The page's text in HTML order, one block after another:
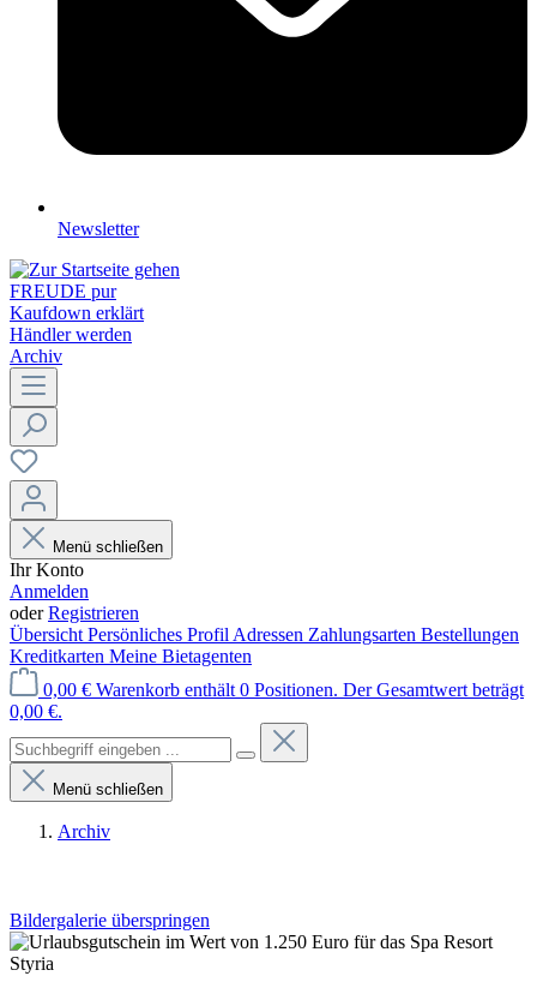
Newsletter
FREUDE pur
Kaufdown erklärt
Händler werden
Archiv
Menü schließen
Ihr Konto
Anmelden
oderRegistrieren
Übersicht Persönliches Profil Adressen Zahlungsarten Bestellungen
Kreditkarten Meine Bietagenten
0,00 € Warenkorb enthält 0 Positionen. Der Gesamtwert beträgt
0,00 €.
Menü schließen
Archiv
Bildergalerie überspringen